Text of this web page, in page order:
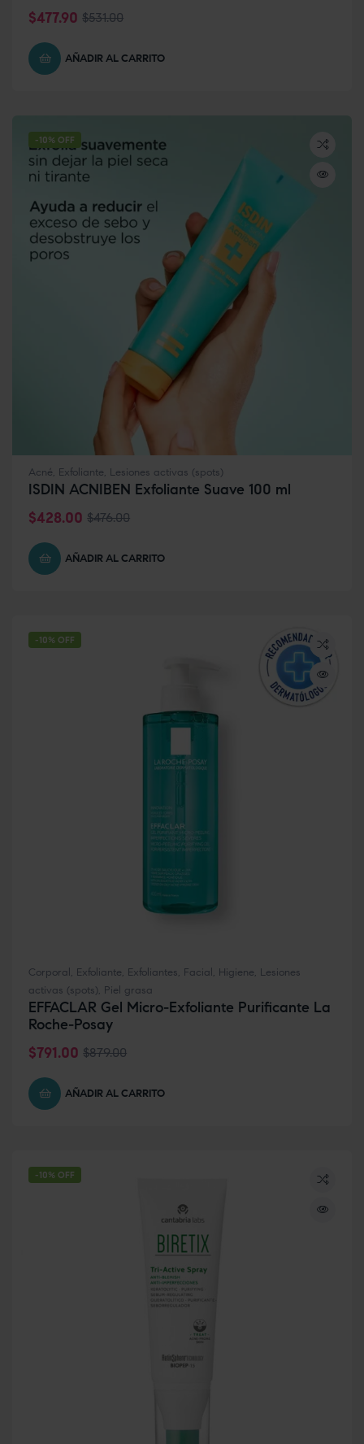
$531.00
$477.90
AÑADIR AL CARRITO
-10% OFF
Acné, Exfoliante, Lesiones activas (spots)
ISDIN ACNIBEN Exfoliante Suave 100 ml
$476.00
$428.00
AÑADIR AL CARRITO
-10% OFF
Corporal, Exfoliante, Exfoliantes, Facial, Higiene, Lesiones
activas (spots), Piel grasa
EFFACLAR Gel Micro-Exfoliante Purificante La
Roche-Posay
$879.00
$791.00
AÑADIR AL CARRITO
-10% OFF